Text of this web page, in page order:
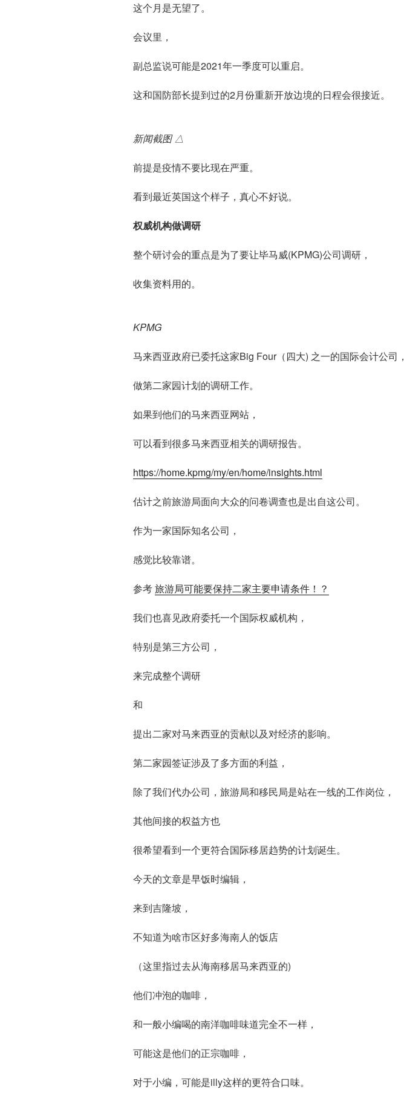
这个月是无望了。
会议里，
副总监说可能是2021年一季度可以重启。
这和国防部长提到过的2月份重新开放边境的日程会很接近。
新闻截图 △
前提是疫情不要比现在严重。
看到最近英国这个样子，真心不好说。
权威机构做调研
​整个研讨会的重点是为了要让毕马威(KPMG)公司调研，
收集资料用的。
KPMG
马来西亚政府已委托这家Big Four（四大) 之一的国际会计公司，
做第二家园计划的调研工作。
如果到他们的马来西亚网站，
可以看到很多马来西亚相关的调研报告。
https://home.kpmg/my/en/home/insights.html
估计之前旅游局面向大众的问卷调查也是出自这公司。
作为一家国际知名公司，
感觉比较靠谱。
参考旅游局可能要保持二家主要申请条件！？
我们也喜见政府委托一个国际权威机构，
特别是第三方公司，
来完成整个调研
和
提出二家对马来西亚的贡献以及对经济的影响。
第二家园签证涉及了多方面的利益，
除了我们代办公司，旅游局和移民局是站在一线的工作岗位，
其他间接的权益方也
很希望看到一个更符合国际移居趋势的计划诞生。
今天的文章是早饭时编辑，
来到吉隆坡，
不知道为啥市区好多海南人的饭店
（这里指过去从海南移居马来西亚的)
他们冲泡的咖啡，
和一般小编喝的南洋咖啡味道完全不一样，
可能这是他们的正宗咖啡，
对于小编，可能是illy这样的更符合口味。